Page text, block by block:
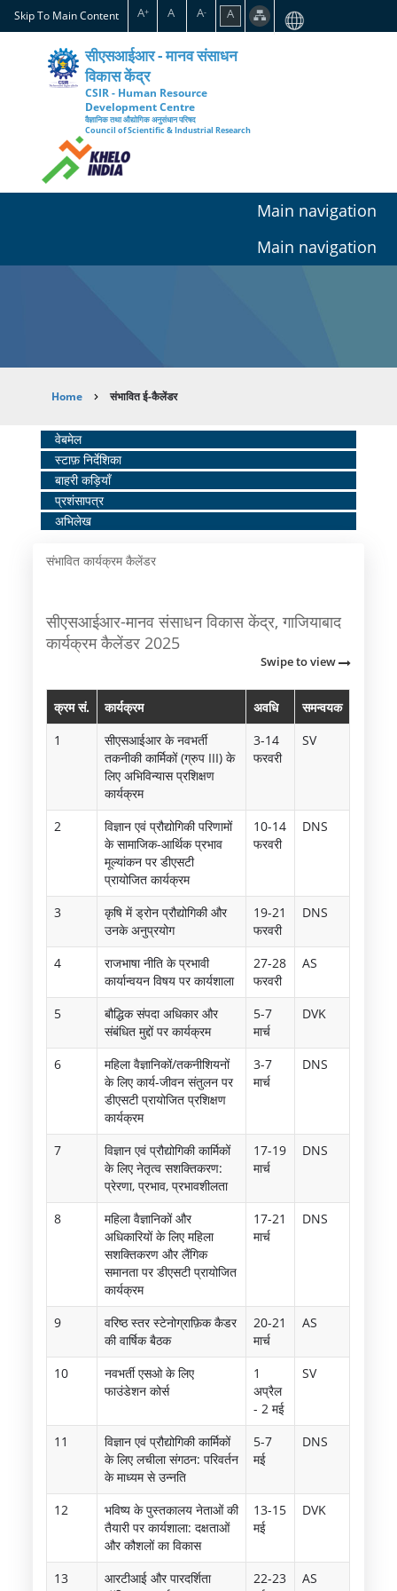
Skip
to
content
Skip To Main Content A+ A A- A
सीएसआईआर - मानव संसाधन
विकास केंद्र
CSIR - Human Resource
Development Centre
वैज्ञानिक तथा औद्योगिक अनुसंधान परिषद
Council of Scientific & Industrial Research
Main navigation
Main navigation
Breadcrumb
Home संभावित ई-कैलेंडर
Home
Middle
Menu
वेबमेल
स्टाफ़ निर्देशिका
बाहरी कड़ियाँ
प्रशंसापत्र
अभिलेख
संभावित कार्यक्रम कैलेंडर
सीएसआईआर-मानव संसाधन विकास केंद्र, गाजियाबाद
कार्यक्रम कैलेंडर 2025
Swipe to view
क्रम सं. कार्यक्रम अवधि
समन्वयक
1
सीएसआईआर के नवभर्ती
तकनीकी कार्मिकों (ग्रुप III) के
लिए अभिविन्यास प्रशिक्षण
कार्यक्रम
3-14
फरवरी
SV
2
विज्ञान एवं प्रौद्योगिकी परिणामों
के सामाजिक-आर्थिक प्रभाव
मूल्यांकन पर डीएसटी
प्रायोजित कार्यक्रम
10-14
फरवरी
DNS
3
कृषि में ड्रोन प्रौद्योगिकी और
उनके अनुप्रयोग
19-21
फरवरी
DNS
4
राजभाषा नीति के प्रभावी
कार्यान्वयन विषय पर कार्यशाला
27-28
फरवरी
AS
5
बौद्धिक संपदा अधिकार और
संबंधित मुद्दों पर कार्यक्रम
5-7
मार्च
DVK
6
महिला वैज्ञानिकों/तकनीशियनों
के लिए कार्य-जीवन संतुलन पर
डीएसटी प्रायोजित प्रशिक्षण
कार्यक्रम
3-7
मार्च
DNS
7
विज्ञान एवं प्रौद्योगिकी कार्मिकों
के लिए नेतृत्व सशक्तिकरण:
प्रेरणा, प्रभाव, प्रभावशीलता
17-19
मार्च
DNS
8
महिला वैज्ञानिकों और
अधिकारियों के लिए महिला
सशक्तिकरण और लैंगिक
समानता पर डीएसटी प्रायोजित
कार्यक्रम
17-21
मार्च
DNS
9
वरिष्ठ स्तर स्टेनोग्राफ़िक कैडर
की वार्षिक बैठक
20-21
मार्च
AS
10
नवभर्ती एसओ के लिए
फाउंडेशन कोर्स
1
अप्रैल
- 2 मई
SV
11
विज्ञान एवं प्रौद्योगिकी कार्मिकों
के लिए लचीला संगठन: परिवर्तन
के माध्यम से उन्नति
5-7
मई
DNS
12
भविष्य के पुस्तकालय नेताओं की
तैयारी पर कार्यशाला: दक्षताओं
और कौशलों का विकास
13-15
मई
DVK
13
आरटीआई और पारदर्शिता
22-23
AS